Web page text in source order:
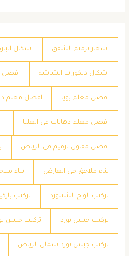
اسعار ترميم الشقق اشكال
اشكال ديكورات الشاشه افضل
افضل معلم بويا افضل معلم
افضل معلم دهانات في العليا
افضل مقاول ترميم في الرياض
بناء ملاحق حي العارض بناء
تركيب الواح الشيبورد تركيب
تركيب جبس بورد تركيب جبس
تركيب جبس بورد شمال الرياض